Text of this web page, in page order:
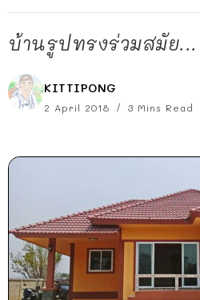
บ้านรูปทรงร่วมสมัย...
KITTIPONG
2 April 2018 3 Mins Read